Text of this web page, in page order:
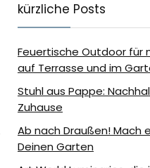
kürzliche Posts
Feuertische Outdoor für
auf Terrasse und im
Stuhl aus Pappe:
Zuhause
Ab nach Draußen! Mach
Deinen Garten